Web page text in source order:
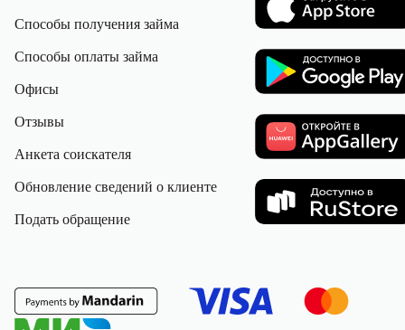
Способы получения займа
Способы оплаты займа
Офисы
Отзывы
Анкета соискателя
Обновление сведений о клиенте
Подать обращение